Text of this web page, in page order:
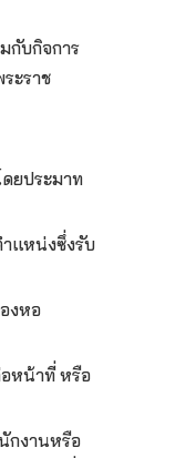
กับกิจการ
ะราช
ยประมาท
ำแหน่งซึ่งรับ
งหอ
อหน้าที่ หรือ
กงานหรือ